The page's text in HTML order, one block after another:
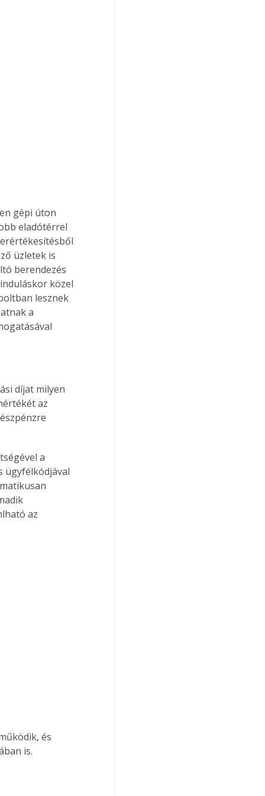
gépi úton
eladótérrel
üzletek is
berendezés
közel
lesznek
a
díjat milyen
az
a
ügyfélkódjával
az
és
is.